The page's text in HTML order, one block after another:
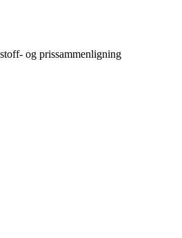
og prissammenligning